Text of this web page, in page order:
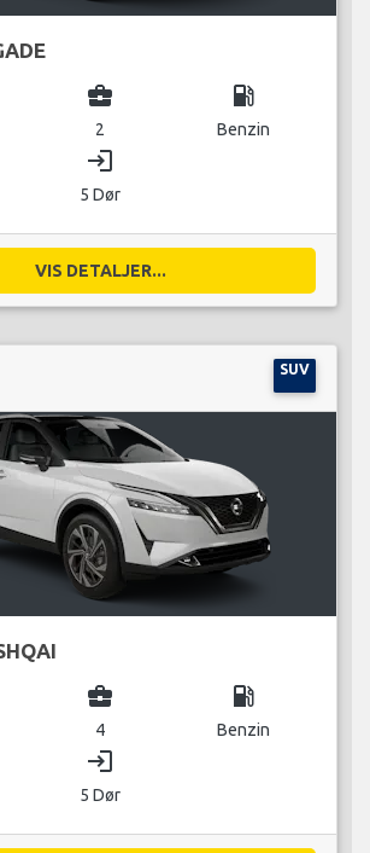
business_center
2
local_gas_station
Benzin
login
5 Dør
VIS DETALJER...
SUV
business_center
4
local_gas_station
Benzin
login
5 Dør